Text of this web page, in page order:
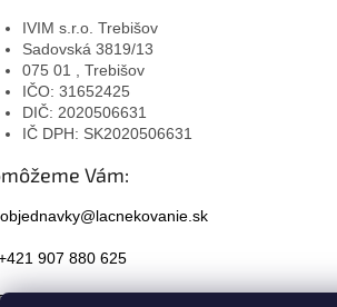
IVIM s.r.o. Trebišov
Sadovská 3819/13
075 01 , Trebišov
IČO: 31652425
DIČ: 2020506631
IČ DPH: SK2020506631
Vám:
objednavky@lacnekovanie.sk
907 880 625